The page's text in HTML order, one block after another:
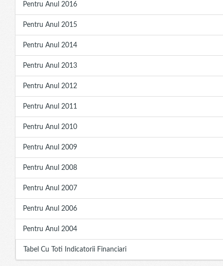
Pentru Anul 2016
Pentru Anul 2015
Pentru Anul 2014
Pentru Anul 2013
Pentru Anul 2012
Pentru Anul 2011
Pentru Anul 2010
Pentru Anul 2009
Pentru Anul 2008
Pentru Anul 2007
Pentru Anul 2006
Pentru Anul 2004
Tabel Cu Toti Indicatorii Financiari